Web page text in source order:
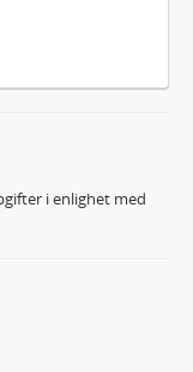
i enlighet med